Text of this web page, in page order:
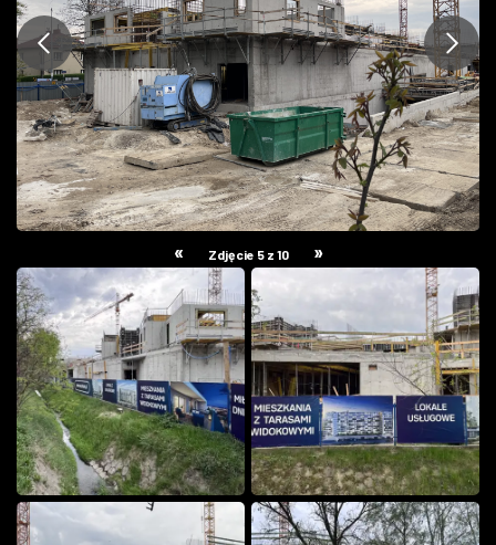
« Zdjęcie 5 z 10 »